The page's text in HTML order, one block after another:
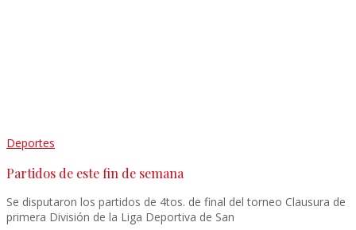
Deportes
Partidos de este fin de semana
Se disputaron los partidos de 4tos. de final del torneo Clausura de
primera División de la Liga Deportiva de San